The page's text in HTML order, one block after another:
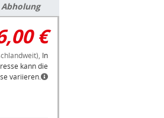
Abholung
€
In
kann die
variieren.